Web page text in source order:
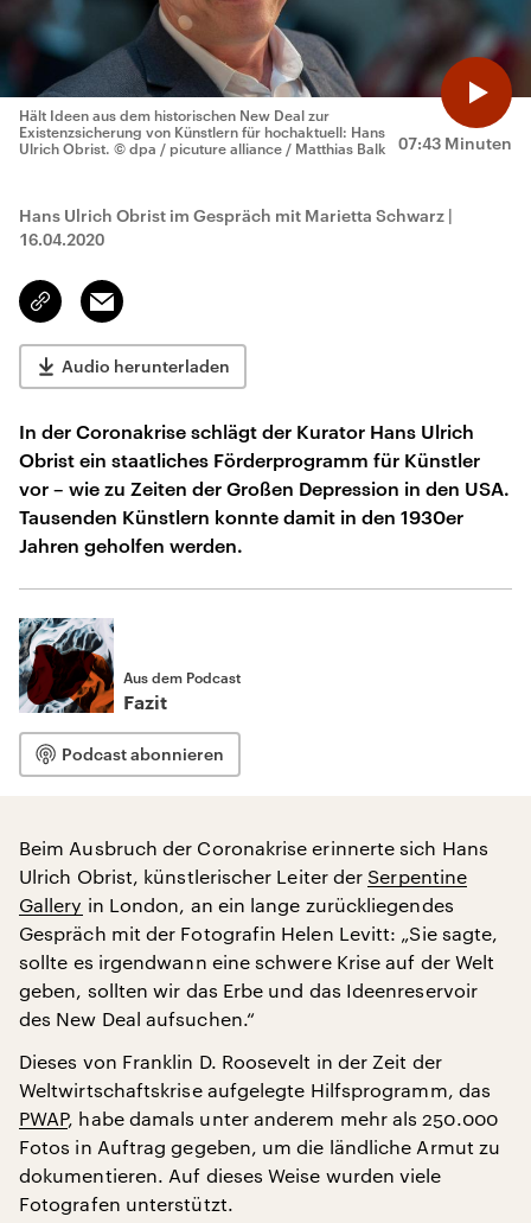
07:43 Minuten
Hält Ideen aus dem historischen New Deal zur
Existenzsicherung von Künstlern für hochaktuell: Hans
Ulrich Obrist. © dpa / picuture alliance / Matthias Balk
Hans Ulrich Obrist im Gespräch mit Marietta Schwarz |
16.04.2020
Link
kopieren/teilen
Email
Audio herunterladen
In der Coronakrise schlägt der Kurator Hans Ulrich
Obrist ein staatliches Förderprogramm für Künstler
vor – wie zu Zeiten der Großen Depression in den USA.
Tausenden Künstlern konnte damit in den 1930er
Jahren geholfen werden.
Aus dem Podcast
Fazit
Podcast abonnieren
Beim Ausbruch der Coronakrise erinnerte sich Hans
Ulrich Obrist, künstlerischer Leiter der Serpentine
Gallery in London, an ein lange zurückliegendes
Gespräch mit der Fotografin Helen Levitt: „Sie sagte,
sollte es irgendwann eine schwere Krise auf der Welt
geben, sollten wir das Erbe und das Ideenreservoir
des New Deal aufsuchen.“
Dieses von Franklin D. Roosevelt in der Zeit der
Weltwirtschaftskrise aufgelegte Hilfsprogramm, das
PWAP, habe damals unter anderem mehr als 250.000
Fotos in Auftrag gegeben, um die ländliche Armut zu
dokumentieren. Auf dieses Weise wurden viele
Fotografen unterstützt.